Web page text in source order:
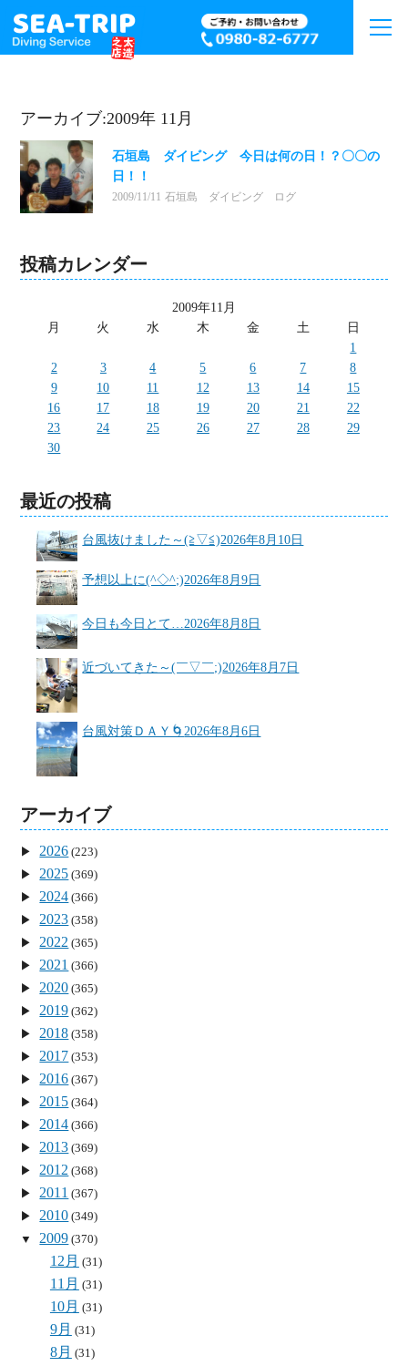
アーカイブ:2009年 11月
石垣島 ダイビング 今日は何の日！？〇〇の
日！！
2009/11/11 石垣島 ダイビング ログ
投稿カレンダー
2009年11月
月
火 水 木 金 土
日
1
2
3 4 5 6 7
8
9
10 11 12 13 14
15
16
17 18 19 20 21
22
23
24 25 26 27 28
29
30
最近の投稿
台風抜けました～(≧▽≦)2026年8月10日
予想以上に(^◇^;)2026年8月9日
今日も今日とて…2026年8月8日
近づいてきた～(￣▽￣;)2026年8月7日
台風対策ＤＡＹ🌀2026年8月6日
アーカイブ
2026 (223)
2025 (369)
2024 (366)
2023 (358)
2022 (365)
2021 (366)
2020 (365)
2019 (362)
2018 (358)
2017 (353)
2016 (367)
2015 (364)
2014 (366)
2013 (369)
2012 (368)
2011 (367)
2010 (349)
2009 (370)
12月 (31)
11月 (31)
10月 (31)
9月 (31)
8月 (31)